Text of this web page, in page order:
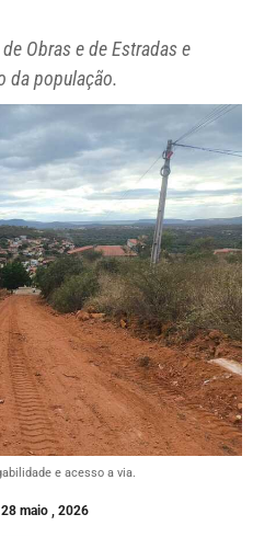
Obras e de Estradas e
da população.
e acesso a via.
maio , 2026